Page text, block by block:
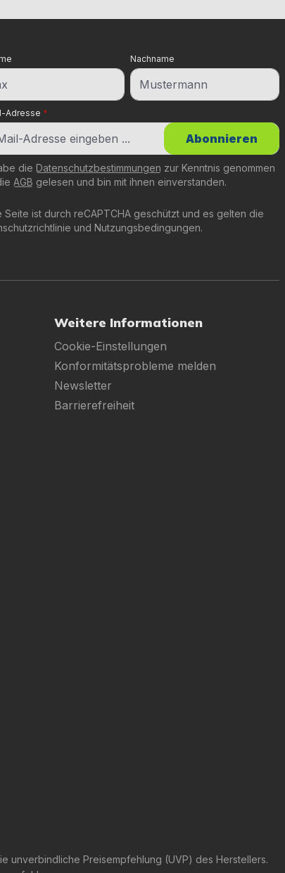
Adresse *
Nachname
Seite ist durch reCAPTCHA geschützt und es gelten die
und Nutzungsbedingungen.
die Datenschutzbestimmungen zur Kenntnis genommen
AGB gelesen und bin mit ihnen einverstanden.
Abonnieren
Weitere Informationen
Cookie-Einstellungen
Konformitätsprobleme melden
Newsletter
Barrierefreiheit
unverbindliche Preisempfehlung (UVP) des Herstellers.